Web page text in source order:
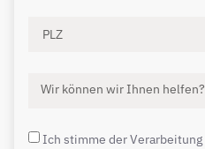
Ich stimme der